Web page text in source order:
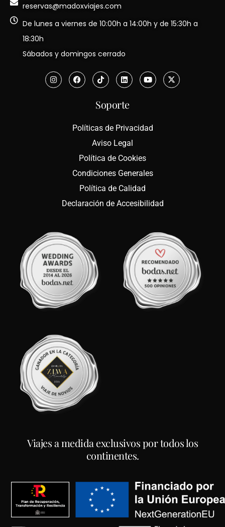
reservas@madoxviajes.com
De lunes a viernes de 10:00h a 14:00h y de 15:30h a
18:30h
Sábados y domingos cerrado
Soporte
Políticas de Privacidad
Aviso Legal
Política de Cookies
Condiciones Generales
Política de Calidad
Declaración de Accesibilidad
Viajes a medida exclusivos por todos los
continentes.